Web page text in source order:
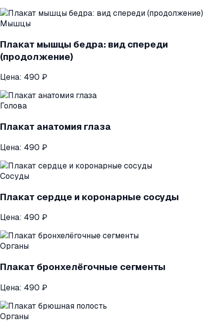
Мышцы
Плакат мышцы бедра: вид спереди
(продолжение)
Цена: 490 ₽
Голова
Плакат анатомия глаза
Цена: 490 ₽
Сосуды
Плакат сердце и коронарные сосуды
Цена: 490 ₽
Органы
Плакат бронхелёгочные сегменты
Цена: 490 ₽
Органы